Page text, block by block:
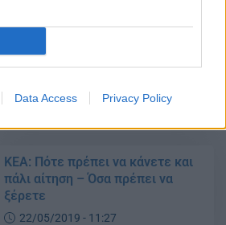
Data Access Privacy Policy
Αλληλεγγύης: Πότε πληρώνονται
27/06/2019 - 11:24
KEA: Πότε πρέπει να κάνετε και
πάλι αίτηση – Όσα πρέπει να
ξέρετε
22/05/2019 - 11:27